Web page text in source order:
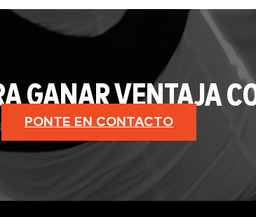
GANAR VENTAJA
PONTE EN CONTACTO